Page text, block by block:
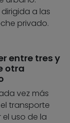
dirigida a las
privado.
entre tres y
otra
vez más
transporte
uso de la